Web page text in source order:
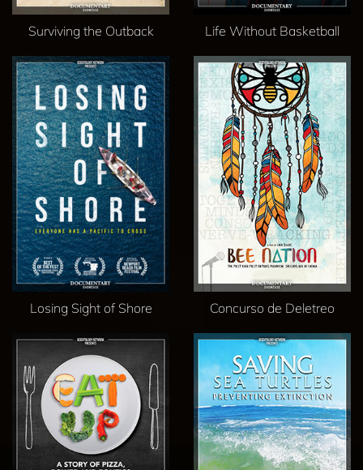
Surviving the Outback Life Without Basketball
Losing Sight of Shore Concurso de Deletreo